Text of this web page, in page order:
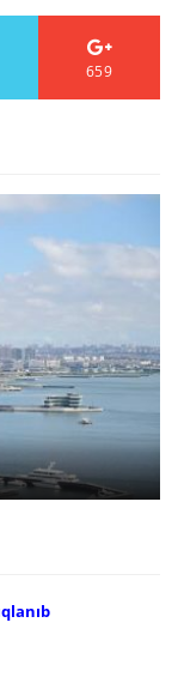
659
isti